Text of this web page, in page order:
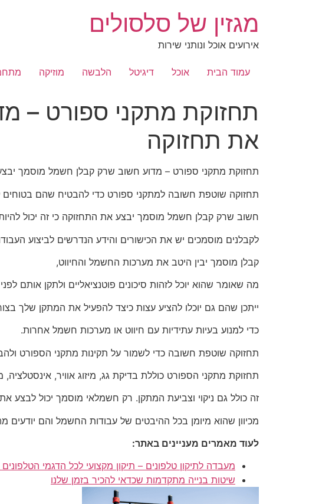
מגזין של סלסולים
אירועים אוכל ונותני שירות
עמוד הבית אוכל דיגיטל הלבשה מוזיקה
תחזוקת מתקני ספורט –
את תחזוקה
תחזוקת מתקני ספורט – מדוע חשוב שרק קבלן חשמל מוסמך
תחזוקה שוטפת חשובה למתקני ספורט כדי להבטיח שהם בטוחים
חשוב שרק קבלן חשמל מוסמך יבצע את התחזוקה כי זה יכול
לקבלנים מוסמכים יש את הכישורים והידע הנדרשים לביצוע
קבלן מוסמך יבין היטב את מערכות החשמל והחיווט,
מה שאומר שהוא יוכל לזהות סיכונים פוטנציאליים ולתקן אותם
ייתכן שהם גם יוכלו להציע עצות כיצד להפעיל את המתקן שלך
כדי למנוע בעיות עתידיות עם חיווט או מערכות חשמל אחרות.
תחזוקה שוטפת חשובה כדי לשמור על תקינות מתקני הספורט
תחזוקת מתקני הספורט כוללת בדיקת גג, מיזוג אוויר,
זה כולל גם ניקוי וצביעת המתקן. רק חשמלאי מוסמך יכול לבצע
מכיוון שהוא מיומן בכל ההיבטים של עבודות החשמל והם
לעוד מאמרים מעניינים באתר:
מעבדה לתיקון טלפונים – תיקון מקצועי לכל הדגמי
שיטות בנייה מתקדמות שכדאי להכיר בזמן שלנו